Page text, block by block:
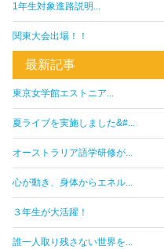
1年生対象進路説明...
関東大会出場！！
最新記事
東京女学館エストニア...
夏ライブを実施しました&#...
オーストラリア語学研修が...
心が動き、身体からエネル...
３年生が大活躍！
誰一人取り残さない世界を...